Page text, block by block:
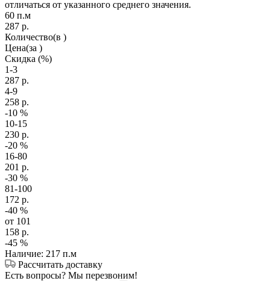
отличаться от указанного среднего значения.
60 п.м
287 р.
Количество(в )
Цена(за )
Скидка (%)
1-3
287 р.
4-9
258 р.
-10 %
10-15
230 р.
-20 %
16-80
201 р.
-30 %
81-100
172 р.
-40 %
от 101
158 р.
-45 %
Наличие: 217 п.м
Рассчитать доставку
Есть вопросы? Мы перезвоним!